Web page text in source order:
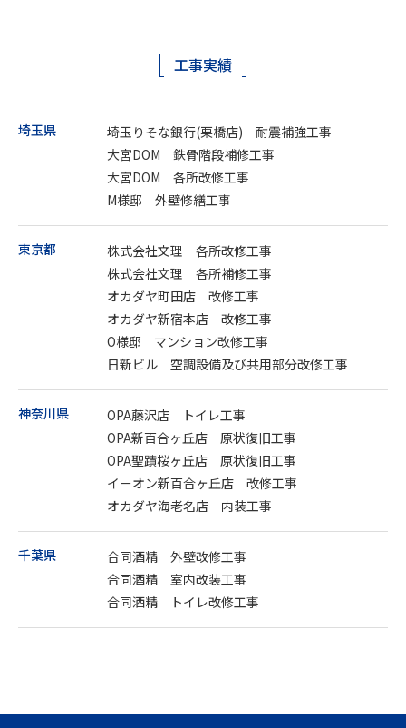
工事実績
埼玉県
埼玉りそな銀行(栗橋店) 耐震補強工事
大宮DOM 鉄骨階段補修工事
大宮DOM 各所改修工事
M様邸 外壁修繕工事
東京都
株式会社文理 各所改修工事
株式会社文理 各所補修工事
オカダヤ町田店 改修工事
オカダヤ新宿本店 改修工事
O様邸 マンション改修工事
日新ビル 空調設備及び共用部分改修工事
神奈川県
OPA藤沢店 トイレ工事
OPA新百合ヶ丘店 原状復旧工事
OPA聖蹟桜ヶ丘店 原状復旧工事
イーオン新百合ヶ丘店 改修工事
オカダヤ海老名店 内装工事
千葉県
合同酒精 外壁改修工事
合同酒精 室内改装工事
合同酒精 トイレ改修工事